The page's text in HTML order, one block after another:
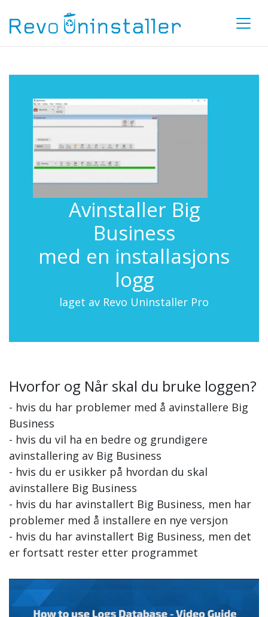
Avinstaller Big
Business
med en installasjons
logg
laget av Revo Uninstaller Pro
Hvorfor og Når skal du bruke loggen?
- hvis du har problemer med å avinstallere Big
Business
- hvis du vil ha en bedre og grundigere
avinstallering av Big Business
- hvis du er usikker på hvordan du skal
avinstallere Big Business
- hvis du har avinstallert Big Business, men har
problemer med å installere en nye versjon
- hvis du har avinstallert Big Business, men det
er fortsatt rester etter programmet